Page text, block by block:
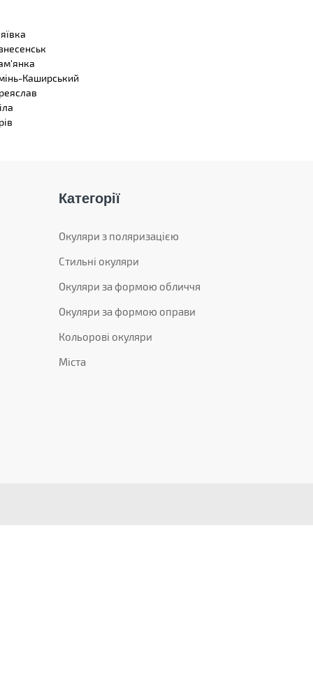
Каширський
Категорії
Окуляри з поляризацією
Стильні окуляри
Окуляри за формою обличчя
Окуляри за формою оправи
Кольорові окуляри
Міста